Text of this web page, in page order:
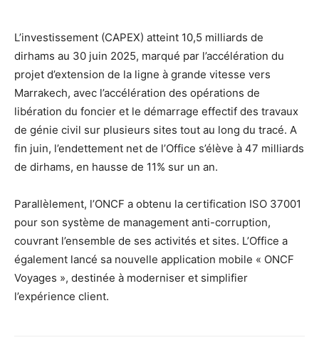
L’investissement (CAPEX) atteint 10,5 milliards de
dirhams au 30 juin 2025, marqué par l’accélération du
projet d’extension de la ligne à grande vitesse vers
Marrakech, avec l’accélération des opérations de
libération du foncier et le démarrage effectif des travaux
de génie civil sur plusieurs sites tout au long du tracé. A
fin juin, l’endettement net de l’Office s’élève à 47 milliards
de dirhams, en hausse de 11% sur un an.
Parallèlement, l’ONCF a obtenu la certification ISO 37001
pour son système de management anti-corruption,
couvrant l’ensemble de ses activités et sites. L’Office a
également lancé sa nouvelle application mobile « ONCF
Voyages », destinée à moderniser et simplifier
l’expérience client.